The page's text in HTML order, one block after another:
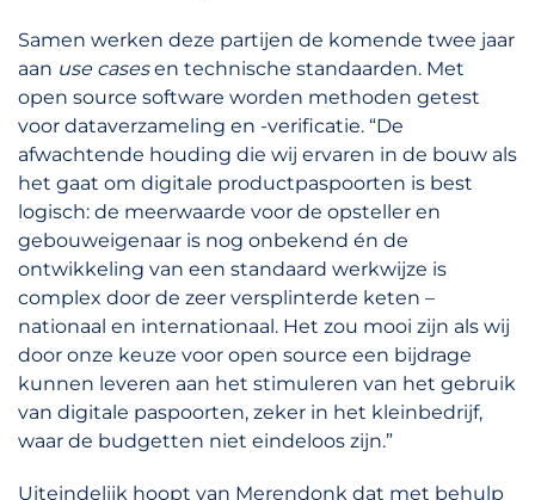
Samen werken deze partijen de komende twee jaar
aan use casesen technische standaarden. Met
open source software worden methoden getest
voor dataverzameling en -verificatie. “De
afwachtende houding die wij ervaren in de bouw als
het gaat om digitale productpaspoorten is best
logisch: de meerwaarde voor de opsteller en
gebouweigenaar is nog onbekend én de
ontwikkeling van een standaard werkwijze is
complex door de zeer versplinterde keten –
nationaal en internationaal. Het zou mooi zijn als wij
door onze keuze voor open source een bijdrage
kunnen leveren aan het stimuleren van het gebruik
van digitale paspoorten, zeker in het kleinbedrijf,
waar de budgetten niet eindeloos zijn.”
Uiteindelijk hoopt van Merendonk dat met behulp